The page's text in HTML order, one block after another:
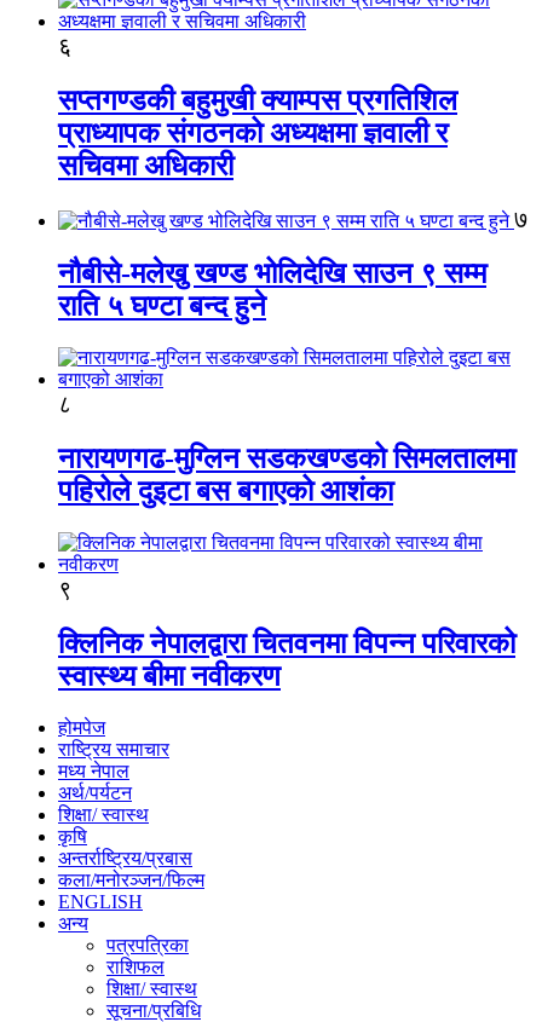
६
सप्तगण्डकी बहुमुखी क्याम्पस प्रगतिशिल
प्राध्यापक संगठनको अध्यक्षमा ज्ञवाली र
सचिवमा अधिकारी
७
नौबीसे-मलेखु खण्ड भोलिदेखि साउन ९ सम्म
राति ५ घण्टा बन्द हुने
८
नारायणगढ-मुग्लिन सडकखण्डको सिमलतालमा
पहिरोले दुइटा बस बगाएको आशंका
९
क्लिनिक नेपालद्वारा चितवनमा विपन्न परिवारको
स्वास्थ्य बीमा नवीकरण
होमपेज
राष्ट्रिय समाचार
मध्य नेपाल
अर्थ/पर्यटन
शिक्षा/ स्वास्थ
कृषि
अन्तर्राष्ट्रिय/प्रबास
कला/मनोरञ्जन/फिल्म
ENGLISH
अन्य
पत्रपत्रिका
राशिफल
शिक्षा/ स्वास्थ
सूचना/प्रबिधि